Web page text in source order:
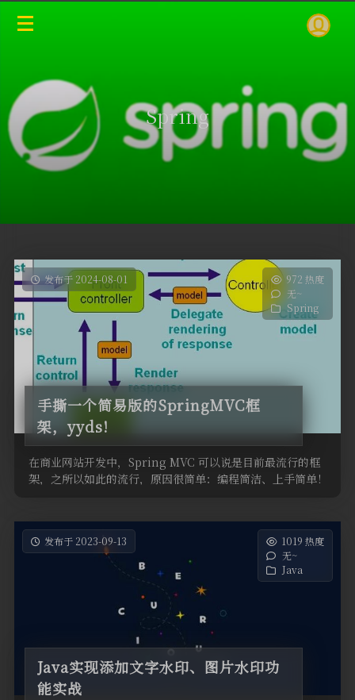
Spring
发布于 2024-08-01
972 热度
无~
Spring
手撕一个简易版的SpringMVC框
架，yyds!
在商业网站开发中，Spring MVC 可以说是目前最流行的框
架，之所以如此的流行，原因很简单：编程简洁、上手简单！
发布于 2023-09-13
1019 热度
无~
Java
Java实现添加文字水印、图片水印功
能实战